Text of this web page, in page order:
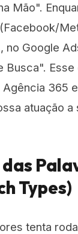
Mão".
no Google
Busca". Esse
365 e
atuação a
Types)
tenta